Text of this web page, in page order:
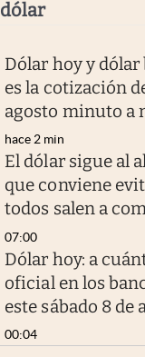
dólar
Dólar hoy y dólar
es la cotización
agosto minuto a
hace 2 min
El dólar sigue al
que conviene
todos salen a
07:00
Dólar hoy: a
oficial en los
este sábado 8 de
00:04